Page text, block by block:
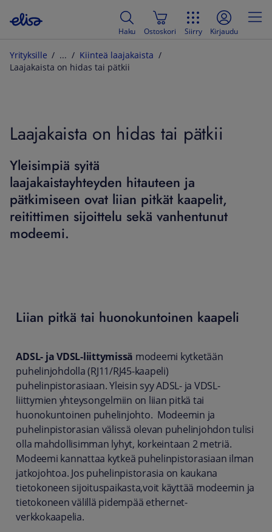
Haku Ostoskori Siirry Kirjaudu
Yrityksille
Kiinteä laajakaista
Laajakaista on hidas tai pätkii
Laajakaista on hidas tai pätkii
Yleisimpiä syitä
laajakaistayhteyden hitauteen ja
pätkimiseen ovat liian pitkät kaapelit,
reitittimen sijoittelu sekä vanhentunut
modeemi.
Liian pitkä tai huonokuntoinen kaapeli
ADSL- ja VDSL-liittymissä modeemi kytketään
puhelinjohdolla (RJ11/RJ45-kaapeli)
puhelinpistorasiaan. Yleisin syy ADSL- ja VDSL-
liittymien yhteysongelmiin on liian pitkä tai
huonokuntoinen puhelinjohto. Modeemin ja
puhelinpistorasian välissä olevan puhelinjohdon tulisi
olla mahdollisimman lyhyt, korkeintaan 2 metriä.
Modeemi kannattaa kytkeä puhelinpistorasiaan ilman
jatkojohtoa. Jos puhelinpistorasia on kaukana
tietokoneen sijoituspaikasta,voit käyttää modeemin ja
tietokoneen välillä pidempää ethernet-
verkkokaapelia.